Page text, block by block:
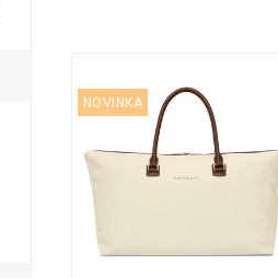
NOVINKA